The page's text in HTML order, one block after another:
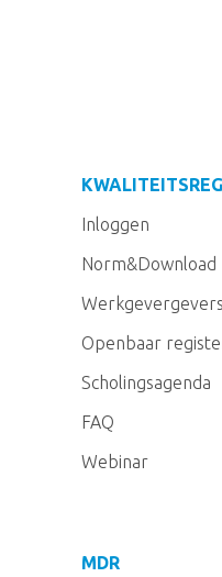
Inloggen
Norm&Download
Openbaar
Scholingsagenda
FAQ
Webinar
MDR